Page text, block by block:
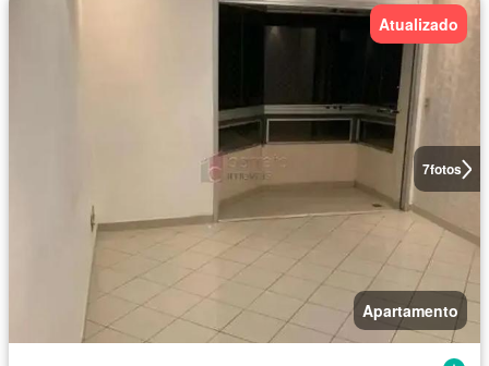
7fotos
Atualizado
Apartamento